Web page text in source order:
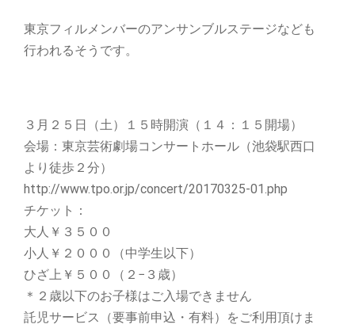
東京フィルメンバーのアンサンブルステージなども
行われるそうです。
３月２５日（土）１５時開演（１４：１５開場）
会場：東京芸術劇場コンサートホール（池袋駅西口
より徒歩２分）
http://www.tpo.or.jp/concert/20170325-01.php
チケット：
大人￥３５００
小人￥２０００（中学生以下）
ひざ上￥５００（２−３歳）
＊２歳以下のお子様はご入場できません
託児サービス（要事前申込・有料）をご利用頂けま